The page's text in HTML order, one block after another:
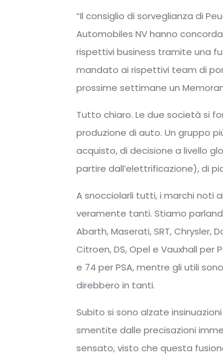
“Il consiglio di sorveglianza di
Automobiles NV hanno
rispettivi business tramite una
mandato ai rispettivi team di
prossime settimane un
Tutto chiaro. Le due società si
produzione di auto. Un gruppo
acquisto, di decisione a livello
partire dall’elettrificazione), di
A snocciolarli tutti, i marchi noti
veramente tanti. Stiamo
Abarth, Maserati, SRT, Chrysler,
Citroen, DS, Opel e Vauxhall per
e 74 per PSA, mentre gli utili
direbbero in tanti.
Subito si sono alzate
smentite dalle precisazioni
sensato, visto che questa